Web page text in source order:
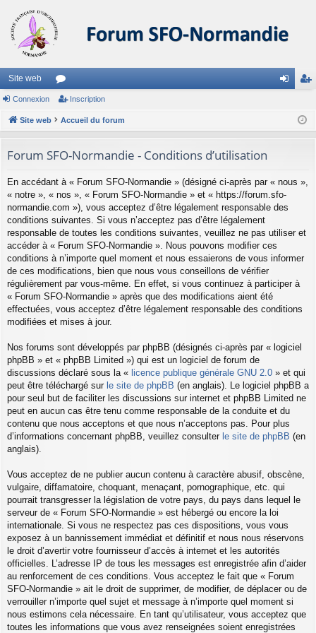
Site web
or
u cri
Connexion Inscription
Site web Accueil du forum
Forum SFO-Normandie - Conditions d’utilisation
En accédant à « Forum SFO-Normandie » (désigné ci-après par « nous »,
« notre », « nos », « Forum SFO-Normandie » et « https://forum.sfo-
normandie.com »), vous acceptez d’être légalement responsable des
conditions suivantes. Si vous n’acceptez pas d’être légalement
responsable de toutes les conditions suivantes, veuillez ne pas utiliser et
accéder à « Forum SFO-Normandie ». Nous pouvons modifier ces
conditions à n’importe quel moment et nous essaierons de vous informer
de ces modifications, bien que nous vous conseillons de vérifier
régulièrement par vous-même. En effet, si vous continuez à participer à
« Forum SFO-Normandie » après que des modifications aient été
effectuées, vous acceptez d’être légalement responsable des conditions
modifiées et mises à jour.
Nos forums sont développés par phpBB (désignés ci-après par « logiciel
phpBB » et « phpBB Limited ») qui est un logiciel de forum de
discussions déclaré sous la « licence publique générale GNU 2.0 » et qui
peut être téléchargé sur le site de phpBB (en anglais). Le logiciel phpBB a
pour seul but de faciliter les discussions sur internet et phpBB Limited ne
peut en aucun cas être tenu comme responsable de la conduite et du
contenu que nous acceptons et que nous n’acceptons pas. Pour plus
d’informations concernant phpBB, veuillez consulter le site de phpBB (en
anglais).
Vous acceptez de ne publier aucun contenu à caractère abusif, obscène,
vulgaire, diffamatoire, choquant, menaçant, pornographique, etc. qui
pourrait transgresser la législation de votre pays, du pays dans lequel le
serveur de « Forum SFO-Normandie » est hébergé ou encore la loi
internationale. Si vous ne respectez pas ces dispositions, vous vous
exposez à un bannissement immédiat et définitif et nous nous réservons
le droit d’avertir votre fournisseur d’accès à internet et les autorités
officielles. L’adresse IP de tous les messages est enregistrée afin d’aider
au renforcement de ces conditions. Vous acceptez le fait que « Forum
SFO-Normandie » ait le droit de supprimer, de modifier, de déplacer ou de
verrouiller n’importe quel sujet et message à n’importe quel moment si
nous estimons cela nécessaire. En tant qu’utilisateur, vous acceptez que
toutes les informations que vous avez renseignées soient enregistrées